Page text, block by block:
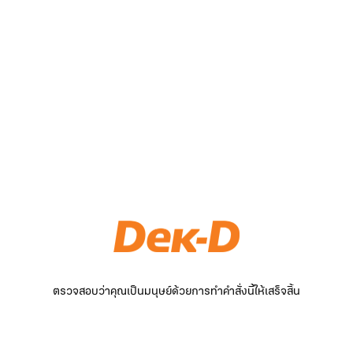
ตรวจสอบว่าคุณเป็นมนุษย์ด้วยการทำคำสั่งนี้ให้เสร็จสิ้น